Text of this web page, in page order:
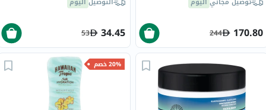
170.80
244
34.45
53
20% خصم